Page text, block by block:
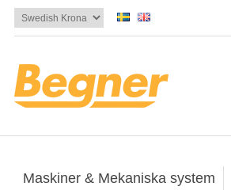
Maskiner & Mekaniska system